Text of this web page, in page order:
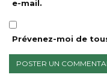
e-mail.
Prévenez-moi de